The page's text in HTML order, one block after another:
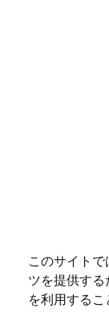
このサイト
ツを提供する
を利用する